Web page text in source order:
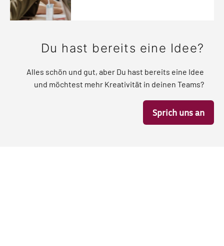
Du hast bereits eine Idee?
Alles schön und gut, aber Du hast bereits eine Idee
und möchtest mehr Kreativität in deinen Teams?
Sprich uns an